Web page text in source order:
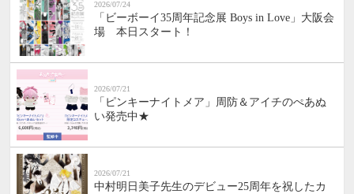
2026/07/24
「ビーボーイ35周年記念展 Boys in Love」大阪会
場 本日スタート！
2026/07/21
「ピンキーナイトメア」周防＆アイチのぺあぬ
い発売中★
2026/07/21
中村明日美子先生のデビュー25周年を祝したカ